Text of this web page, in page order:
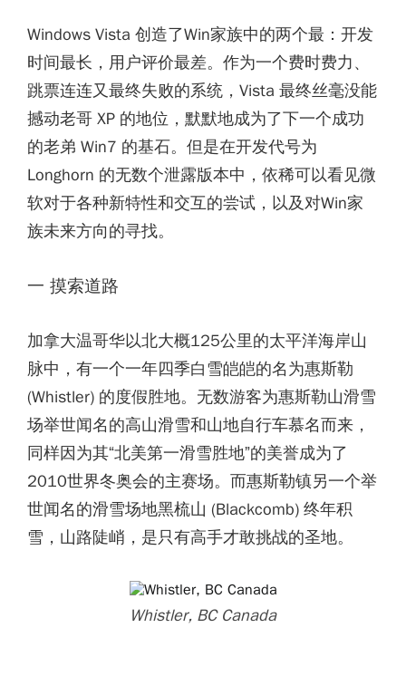
Windows Vista 创造了Win家族中的两个最：开发
时间最长，用户评价最差。作为一个费时费力、
跳票连连又最终失败的系统，Vista 最终丝毫没能
撼动老哥 XP 的地位，默默地成为了下一个成功
的老弟 Win7 的基石。但是在开发代号为
Longhorn 的无数个泄露版本中，依稀可以看见微
软对于各种新特性和交互的尝试，以及对Win家
族未来方向的寻找。
一 摸索道路
加拿大温哥华以北大概125公里的太平洋海岸山
脉中，有一个一年四季白雪皑皑的名为惠斯勒
(Whistler) 的度假胜地。无数游客为惠斯勒山滑雪
场举世闻名的高山滑雪和山地自行车慕名而来，
同样因为其“北美第一滑雪胜地”的美誉成为了
2010世界冬奥会的主赛场。而惠斯勒镇另一个举
世闻名的滑雪场地黑梳山 (Blackcomb) 终年积
雪，山路陡峭，是只有高手才敢挑战的圣地。
Whistler, BC Canada